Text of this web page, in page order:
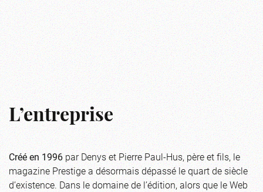
L’entreprise
Créé en 1996par Denys et Pierre Paul-Hus, père et fils, le
magazine Prestige a désormais dépassé le quart de siècle
d’existence. Dans le domaine de l’édition, alors que le Web